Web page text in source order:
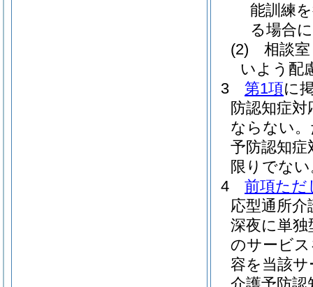
能訓練
る場合
(2)
相談
いよう配
3
第1項に
防認知症
ならない。
予防認知
限りでな
4
前項ただ
応型通所介
深夜に単独
のサービ
容を当該